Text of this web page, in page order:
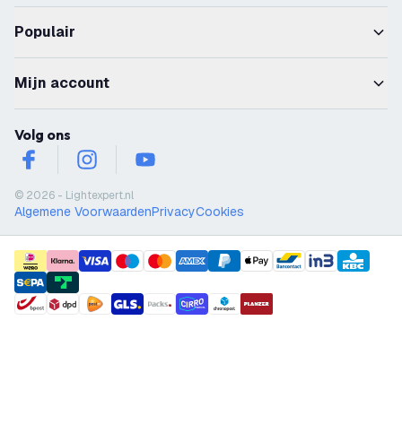
Populair
Mijn account
Volg ons
facebookinstagramyoutube
© 2026 - Lightexpert.nl
Algemene VoorwaardenPrivacyCookies
payment methods
shipment methods